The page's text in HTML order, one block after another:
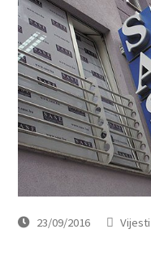
23/09/2016 Vijesti